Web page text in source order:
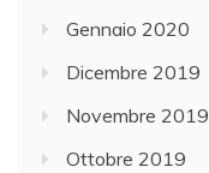
Gennaio 2020
Dicembre 2019
Novembre 2019
Ottobre 2019